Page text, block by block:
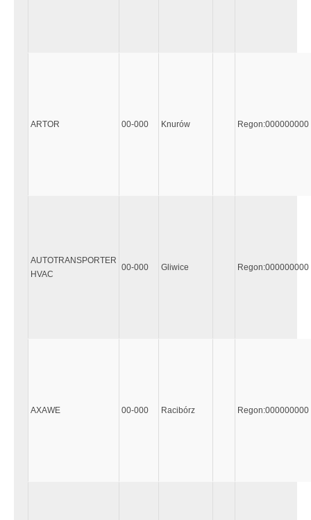
ARTOR 00-000 Knurów Regon:000000000
AUTOTRANSPORTER
HVAC
00-000 Gliwice Regon:000000000
AXAWE 00-000 Racibórz Regon:000000000